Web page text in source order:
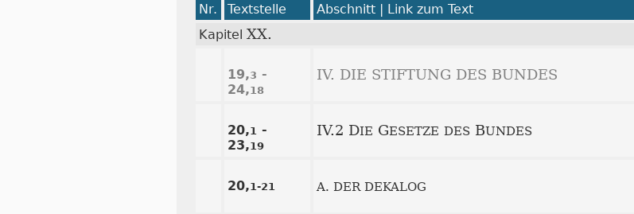
Nr. Textstelle
Abschnitt | Link zum Text
Kapitel XX.
19,3 -
24,18
IV. DIE STIFTUNG DES BUNDES
20,1 -
23,19
IV.2 DIE GESETZE DES BUNDES
20,1-21 A. DER DEKALOG